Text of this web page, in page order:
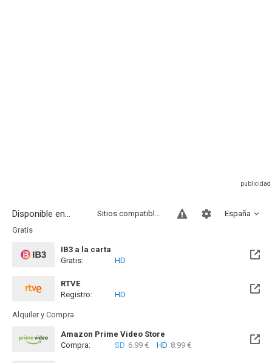
Disponible en... España
Sitios compatibles
Gratis
IB3 a la carta
Gratis:
HD
RTVE
Disponible hasta el Sab, 19 Dic 2026 (Quedan 4 meses)
Registro: HD
Alquiler y Compra
Amazon Prime Video Store
Compra:
SD 6.99 € HD 8.99 €